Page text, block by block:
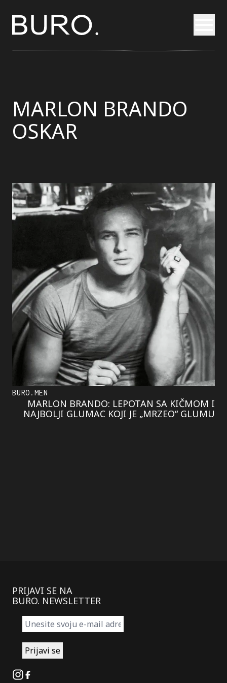
MARLON BRANDO
OSKAR
BURO.MEN
MARLON BRANDO: LEPOTAN SA KIČMOM I
NAJBOLJI GLUMAC KOJI JE „MRZEO“ GLUMU
PRIJAVI SE NA
BURO. NEWSLETTER
Instagram
Facebook